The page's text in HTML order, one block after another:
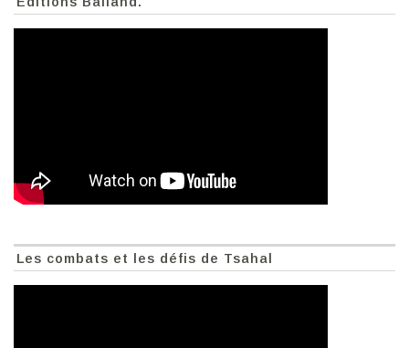
Les combats et les défis de Tsahal